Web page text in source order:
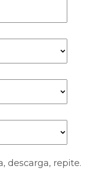
descarga, repite.